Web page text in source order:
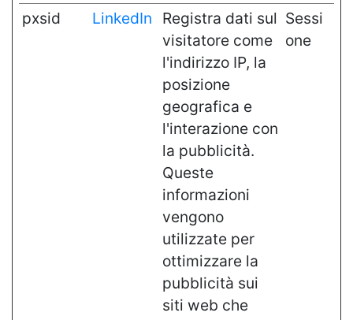
pxsid LinkedIn
Registra dati sul
visitatore come
l'indirizzo IP, la
posizione
geografica e
l'interazione con
la pubblicità.
Queste
informazioni
vengono
utilizzate per
ottimizzare la
pubblicità sui
siti web che
Sessi
one